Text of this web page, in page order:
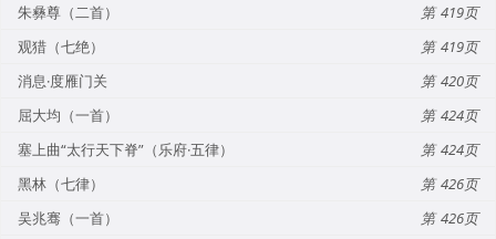
朱彝尊（二首）
419
观猎（七绝）
419
消息·度雁门关
420
屈大均（一首）
424
塞上曲“太行天下脊”（乐府·五律）
424
黑林（七律）
426
吴兆骞（一首）
426